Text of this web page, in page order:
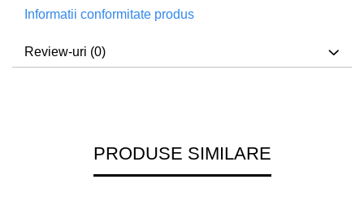
Informatii conformitate produs
Review-uri (0)
PRODUSE SIMILARE